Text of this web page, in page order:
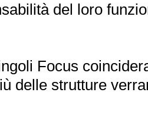
del loro
Focus
delle strutture